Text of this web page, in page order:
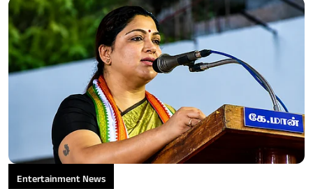
Entertainment News